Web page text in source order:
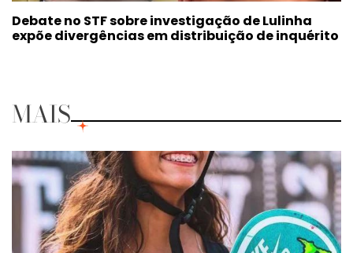
Debate no STF sobre investigação de Lulinha
expõe divergências em distribuição de inquérito
MAIS